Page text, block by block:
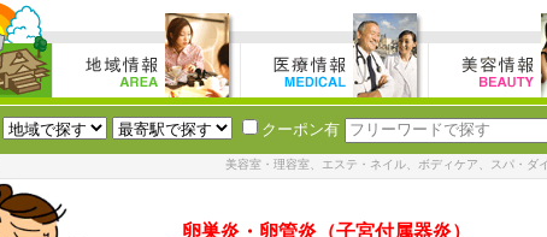
クーポン有
美容室・理容室、エステ・ネイル、ボディケア、スパ・ダ
卵巣炎・卵管炎（子宮付属器炎）